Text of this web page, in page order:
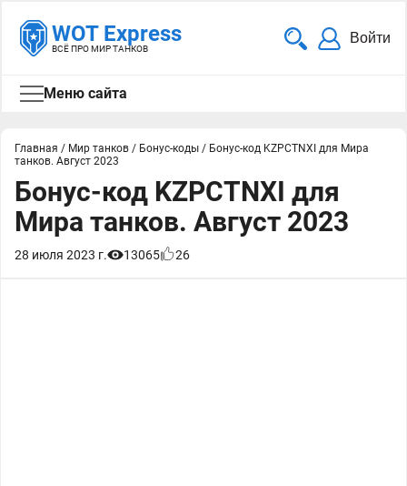
WOT Express
ВСЁ ПРО МИР ТАНКОВ
Войти
Меню сайта
Главная / Мир танков / Бонус-коды / Бонус-код KZPCTNXI для Мира
танков. Август 2023
Бонус-код KZPCTNXI для
Мира танков. Август 2023
28 июля 2023 г. 13065 26